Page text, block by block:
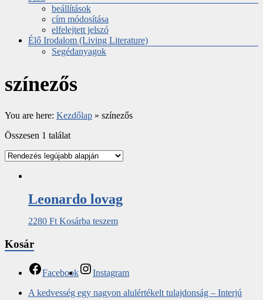
beállítások
cím módosítása
elfelejtett jelszó
Élő Irodalom (Living Literature)
Segédanyagok
színezős
You are here: Kezdőlap » színezős
Összesen 1 találat
Leonardo lovag
2280 Ft Kosárba teszem
Kosár
Facebook
Instagram
A kedvesség egy nagyon alulértékelt tulajdonság – Interjú